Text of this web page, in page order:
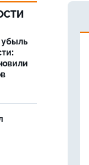
убыль